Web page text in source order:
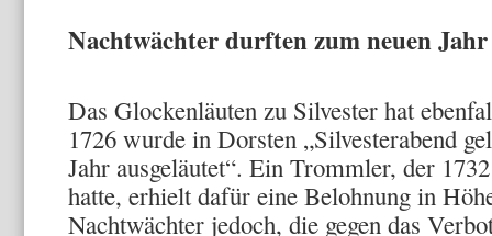
Nachtwächter durften zum neuen Jahr
Das Glockenläuten zu Silvester hat
1726 wurde in Dorsten „Silvesterabend
Jahr ausgeläutet“. Ein Trommler, der
hatte, erhielt dafür eine Belohnung in
Nachtwächter jedoch, die gegen das